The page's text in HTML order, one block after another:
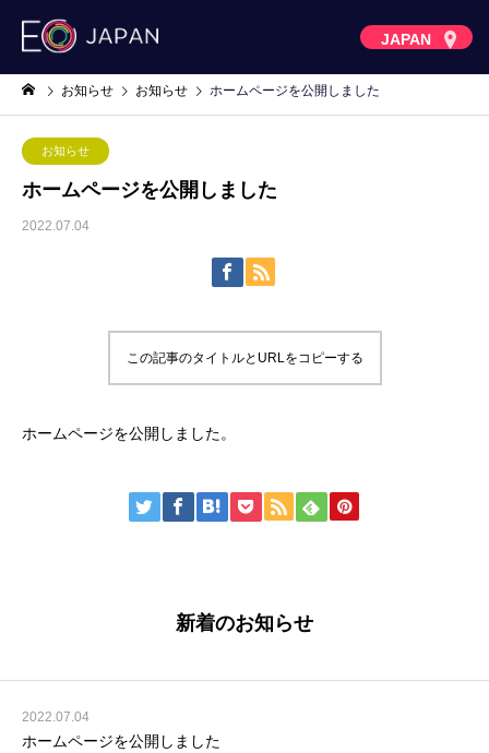
JAPAN
お知らせ お知らせ ホームページを公開しました
お知らせ
ホームページを公開しました
2022.07.04
この記事のタイトルとURLをコピーする
ホームページを公開しました。
新着のお知らせ
2022.07.04
ホームページを公開しました